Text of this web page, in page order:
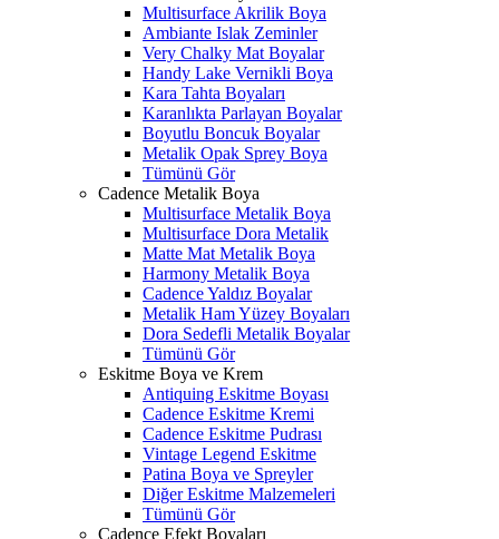
Multisurface Akrilik Boya
Ambiante Islak Zeminler
Very Chalky Mat Boyalar
Handy Lake Vernikli Boya
Kara Tahta Boyaları
Karanlıkta Parlayan Boyalar
Boyutlu Boncuk Boyalar
Metalik Opak Sprey Boya
Tümünü Gör
Cadence Metalik Boya
Multisurface Metalik Boya
Multisurface Dora Metalik
Matte Mat Metalik Boya
Harmony Metalik Boya
Cadence Yaldız Boyalar
Metalik Ham Yüzey Boyaları
Dora Sedefli Metalik Boyalar
Tümünü Gör
Eskitme Boya ve Krem
Antiquing Eskitme Boyası
Cadence Eskitme Kremi
Cadence Eskitme Pudrası
Vintage Legend Eskitme
Patina Boya ve Spreyler
Diğer Eskitme Malzemeleri
Tümünü Gör
Cadence Efekt Boyaları